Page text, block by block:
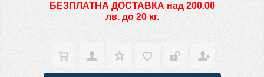
БЕЗПЛАТНА ДОСТАВКА над 200.00
лв. до 20 кг.